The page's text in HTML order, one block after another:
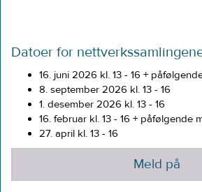
Datoer for
16. juni 2026 kl. 13 - 16 +
8. september 2026 kl. 13 - 16
1. desember 2026 kl. 13 - 16
16. februar kl. 13 - 16 + påfølgende
27. april kl. 13 - 16
Meld på